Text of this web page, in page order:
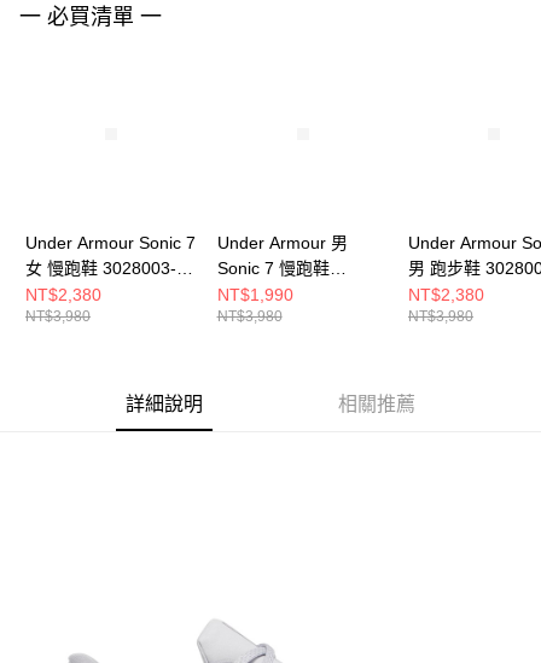
４．使用「AFTEE先享後付」時，將依據個別帳號之用戶狀況，依本公司即
一 必買清單 一
Under Armour Sonic 7
女 慢跑鞋 3028003-
673
NT$2,380
NT$3,980
Under Armour 男
Sonic 7 慢跑鞋
3028002-103
NT$1,990
NT$3,980
Under Armour
男 跑步鞋
111
NT$2,380
NT$3,980
詳細說明 相關推薦